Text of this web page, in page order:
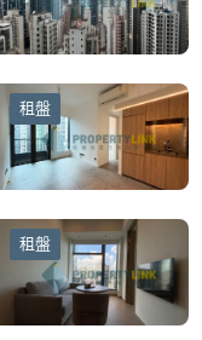
租盤
租盤